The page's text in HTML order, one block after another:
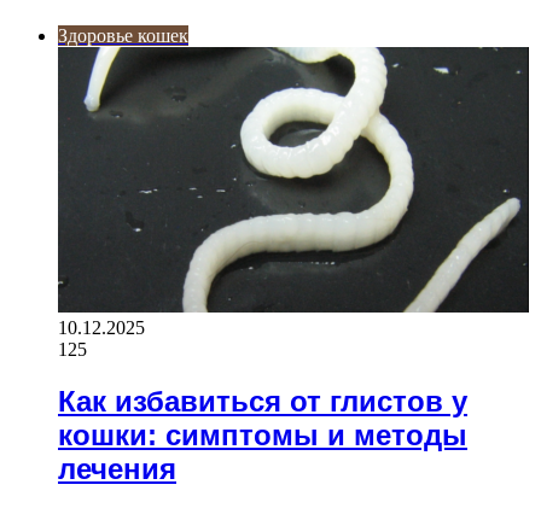
Здоровье кошек
10.12.2025
125
Как избавиться от глистов у
кошки: симптомы и методы
лечения